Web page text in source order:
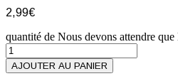
2,99€
quantité de Nous devons attendre
AJOUTER AU PANIER